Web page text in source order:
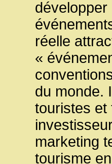
développer
réelle
«
du monde.
touristes et
marketing
tourisme